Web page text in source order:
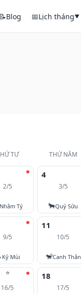
📝Blog 📅Lịch tháng▼
TƯ THỨ NĂM
2/5
Nhâm Tý
4
3/5
🐂Quý Sửu
9/5
Kỷ Mùi
11
10/5
🐒Canh Thân
⭐
16/5
18
17/5